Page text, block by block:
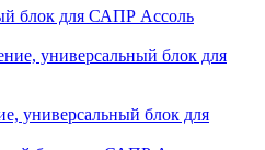
блок для САПР Ассоль
универсальный блок для